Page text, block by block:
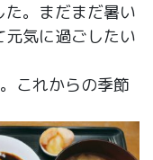
。まだまだ暑い
気に過ごしたい
これからの季節